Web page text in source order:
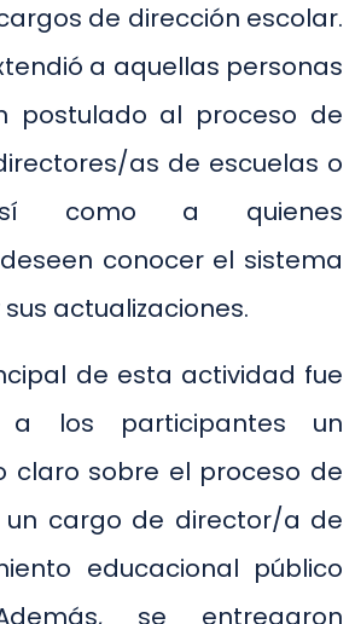
de dirección escolar.
a aquellas personas
postulado al proceso de
as de escuelas o
como a quienes
conocer el sistema
actualizaciones.
de esta actividad fue
a los participantes un
claro sobre el proceso de
un cargo de director/a de
educacional público
se entregaron